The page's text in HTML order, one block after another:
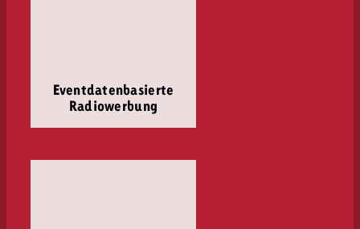
Eventdatenbasierte
Radiowerbung